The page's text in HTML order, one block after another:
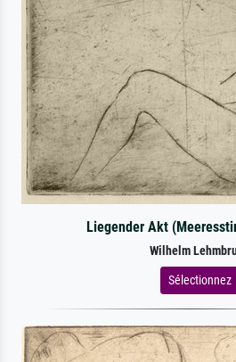
Liegender Akt
Wilhelm
Sélectionnez